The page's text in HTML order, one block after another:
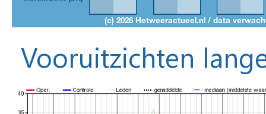
Vooruitzichten